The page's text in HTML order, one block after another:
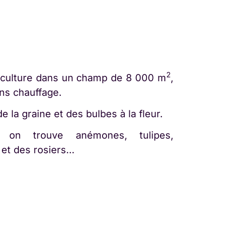
dans un champ de 8 000 m2,
chauffage.
la graine et des bulbes à la fleur.
trouve anémones, tulipes,
des rosiers…